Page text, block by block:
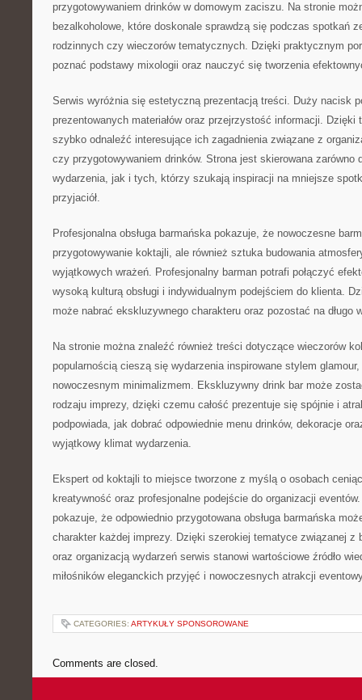
przygotowywaniem drinków w domowym zaciszu. Na stronie
bezalkoholowe, które doskonale sprawdzą się podczas spotkań
rodzinnych czy wieczorów tematycznych. Dzięki praktycznym
poznać podstawy mixologii oraz nauczyć się tworzenia
Serwis wyróżnia się estetyczną prezentacją treści. Duży nacisk
prezentowanych materiałów oraz przejrzystość informacji. Dzięki
szybko odnaleźć interesujące ich zagadnienia związane z
czy przygotowywaniem drinków. Strona jest skierowana zarówno
wydarzenia, jak i tych, którzy szukają inspiracji na mniejsze
przyjaciół.
Profesjonalna obsługa barmańska pokazuje, że nowoczesne
przygotowywanie koktajli, ale również sztuka budowania
wyjątkowych wrażeń. Profesjonalny barman potrafi połączyć
wysoką kulturą obsługi i indywidualnym podejściem do klienta.
może nabrać ekskluzywnego charakteru oraz pozostać na długo
Na stronie można znaleźć również treści dotyczące wieczorów
popularnością cieszą się wydarzenia inspirowane stylem
nowoczesnym minimalizmem. Ekskluzywny drink bar może
rodzaju imprezy, dzięki czemu całość prezentuje się spójnie i
podpowiada, jak dobrać odpowiednie menu drinków, dekoracje
wyjątkowy klimat wydarzenia.
Ekspert od koktajli to miejsce tworzone z myślą o osobach
kreatywność oraz profesjonalne podejście do organizacji
pokazuje, że odpowiednio przygotowana obsługa barmańska
charakter każdej imprezy. Dzięki szerokiej tematyce związanej z
oraz organizacją wydarzeń serwis stanowi wartościowe źródło
miłośników eleganckich przyjęć i nowoczesnych atrakcji
CATEGORIES: ARTYKUŁY SPONSOROWANE
Comments are closed.